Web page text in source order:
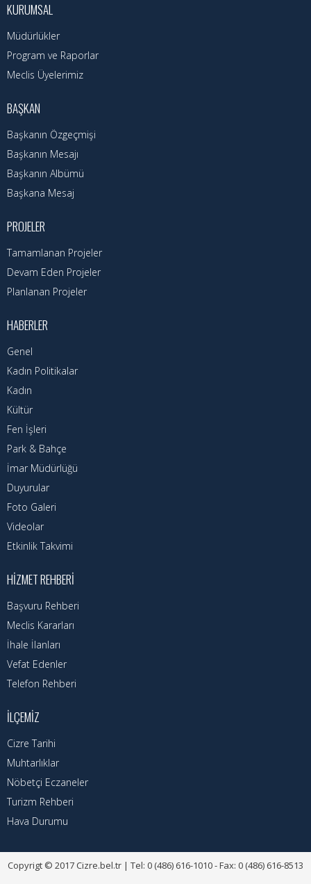
Hava Durumu
Kadın Politikalar
Kadın
KURUMSAL
Müdürlükler
Program ve Raporlar
Meclis Üyelerimiz
BAŞKAN
Başkanın Özgeçmişi
Başkanın Mesajı
Başkanın Albümü
Başkana Mesaj
PROJELER
Tamamlanan Projeler
Devam Eden Projeler
Planlanan Projeler
HABERLER
Genel
Kadın Politikalar
Kadın
Kültür
Fen İşleri
Park & Bahçe
İmar Müdürlüğü
Duyurular
Foto Galeri
Videolar
Etkinlik Takvimi
HIZMET REHBERI
Başvuru Rehberi
Meclis Kararları
İhale İlanları
Vefat Edenler
Telefon Rehberi
İLÇEMIZ
Cizre Tarihi
Muhtarlıklar
Nöbetçi Eczaneler
Turizm Rehberi
Hava Durumu
Copyrigt © 2017 Cizre.bel.tr | Tel: 0 (486) 616-1010 - Fax: 0 (486) 616-8513